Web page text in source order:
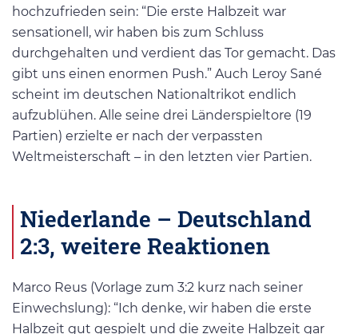
hochzufrieden sein: “Die erste Halbzeit war
sensationell, wir haben bis zum Schluss
durchgehalten und verdient das Tor gemacht. Das
gibt uns einen enormen Push.” Auch Leroy Sané
scheint im deutschen Nationaltrikot endlich
aufzublühen. Alle seine drei Länderspieltore (19
Partien) erzielte er nach der verpassten
Weltmeisterschaft – in den letzten vier Partien.
Niederlande – Deutschland
2:3, weitere Reaktionen
Marco Reus (Vorlage zum 3:2 kurz nach seiner
Einwechslung): “Ich denke, wir haben die erste
Halbzeit gut gespielt und die zweite Halbzeit gar